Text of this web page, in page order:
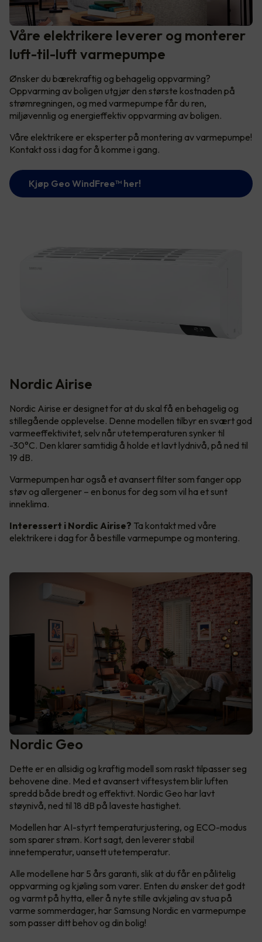
Våre elektrikere leverer og monterer
luft-til-luft varmepumpe
Ønsker du bærekraftig og behagelig oppvarming?
Oppvarming av boligen utgjør den største kostnaden på
strømregningen, og med varmepumpe får du ren,
miljøvennlig og energieffektiv oppvarming av boligen.
Våre elektrikere er eksperter på montering av varmepumpe!
Kontakt oss i dag for å komme i gang.
Kjøp Geo WindFree™️ her!
Nordic Airise
Nordic Airise er designet for at du skal få en behagelig og
stillegående opplevelse. Denne modellen tilbyr en svært god
varmeeffektivitet, selv når utetemperaturen synker til
-30°C. Den klarer samtidig å holde et lavt lydnivå, på ned til
19 dB.
Varmepumpen har også et avansert filter som fanger opp
støv og allergener – en bonus for deg som vil ha et sunt
inneklima.
Interessert i Nordic Airise? Ta kontakt med våre
elektrikere i dag for å bestille varmepumpe og montering.
Nordic Geo
Dette er en allsidig og kraftig modell som raskt tilpasser seg
behovene dine. Med et avansert viftesystem blir luften
spredd både bredt og effektivt. Nordic Geo har lavt
støynivå, ned til 18 dB på laveste hastighet.
Modellen har AI-styrt temperaturjustering, og ECO-modus
som sparer strøm. Kort sagt, den leverer stabil
innetemperatur, uansett utetemperatur.
Alle modellene har 5 års garanti, slik at du får en pålitelig
oppvarming og kjøling som varer. Enten du ønsker det godt
og varmt på hytta, eller å nyte stille avkjøling av stua på
varme sommerdager, har Samsung Nordic en varmepumpe
som passer ditt behov og din bolig!